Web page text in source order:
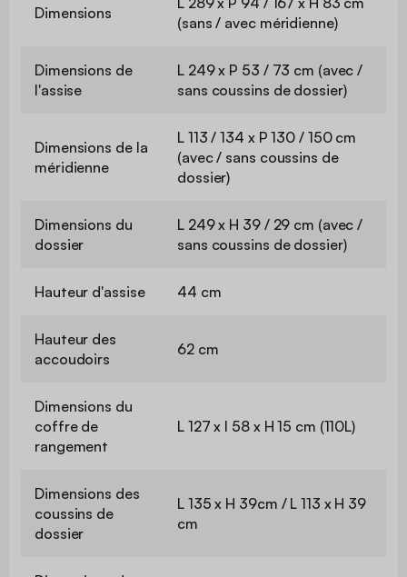
Dimensions
(sans / avec méridienne)
Dimensions de
l'assise
L 249 x P 53 / 73 cm (avec /
sans coussins de dossier)
Dimensions de la
méridienne
L 113 / 134 x P 130 / 150 cm
(avec / sans coussins de
dossier)
Dimensions du
dossier
L 249 x H 39 / 29 cm (avec /
sans coussins de dossier)
Hauteur d'assise 44 cm
Hauteur des
accoudoirs
62 cm
Dimensions du
coffre de
rangement
L 127 x l 58 x H 15 cm (110L)
Dimensions des
coussins de
dossier
L 135 x H 39cm / L 113 x H 39
cm